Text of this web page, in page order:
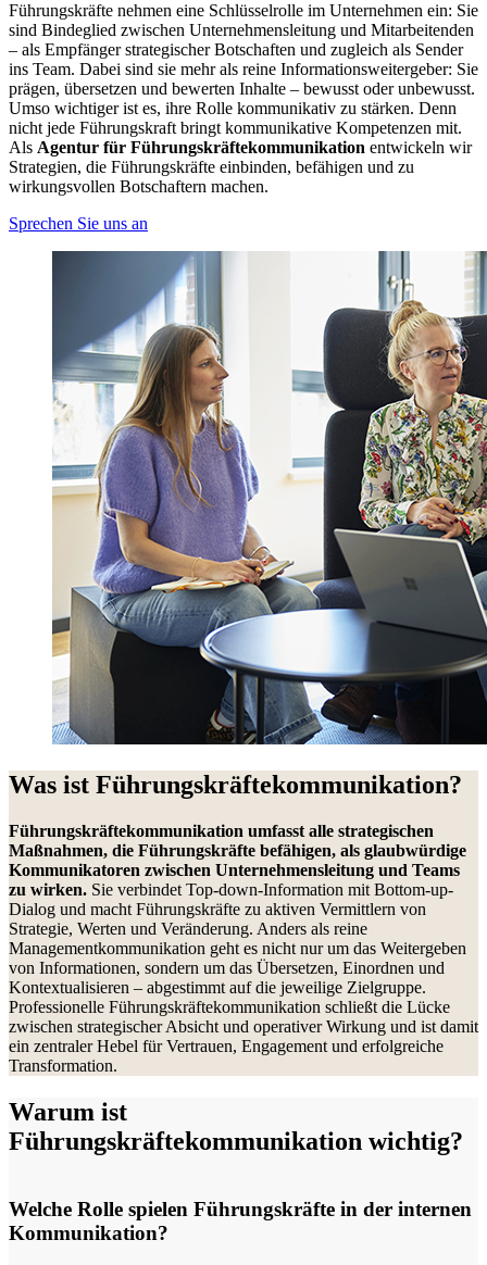
Führungskräfte nehmen eine Schlüsselrolle im Unternehmen ein: Sie
sind Bindeglied zwischen Unternehmensleitung und Mitarbeitenden
– als Empfänger strategischer Botschaften und zugleich als Sender
ins Team. Dabei sind sie mehr als reine Informationsweitergeber: Sie
prägen, übersetzen und bewerten Inhalte – bewusst oder unbewusst.
Umso wichtiger ist es, ihre Rolle kommunikativ zu stärken. Denn
nicht jede Führungskraft bringt kommunikative Kompetenzen mit.
Als Agentur für Führungskräftekommunikation entwickeln wir
Strategien, die Führungskräfte einbinden, befähigen und zu
wirkungsvollen Botschaftern machen.
Sprechen Sie uns an
Was ist Führungskräftekommunikation?
Führungskräftekommunikation umfasst alle strategischen
Maßnahmen, die Führungskräfte befähigen, als glaubwürdige
Kommunikatoren zwischen Unternehmensleitung und Teams
zu wirken. Sie verbindet Top-down-Information mit Bottom-up-
Dialog und macht Führungskräfte zu aktiven Vermittlern von
Strategie, Werten und Veränderung. Anders als reine
Managementkommunikation geht es nicht nur um das Weitergeben
von Informationen, sondern um das Übersetzen, Einordnen und
Kontextualisieren – abgestimmt auf die jeweilige Zielgruppe.
Professionelle Führungskräftekommunikation schließt die Lücke
zwischen strategischer Absicht und operativer Wirkung und ist damit
ein zentraler Hebel für Vertrauen, Engagement und erfolgreiche
Transformation.
Warum ist
Führungskräftekommunikation wichtig?
Welche Rolle spielen Führungskräfte in der internen
Kommunikation?